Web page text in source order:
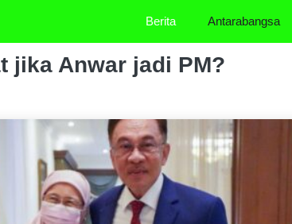
Berita Antarabangsa
jika Anwar jadi PM?